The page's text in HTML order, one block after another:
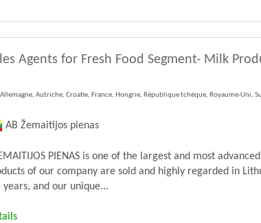
Agents for Fresh Food Segment- Milk
Allemagne, Autriche, Croatie, France, Hongrie, République tchèque, Royaume-Uni,
AB Žemaitijos pienas
PIENAS is one of the largest and most
of our company are sold and highly regarded in
years, and our unique...